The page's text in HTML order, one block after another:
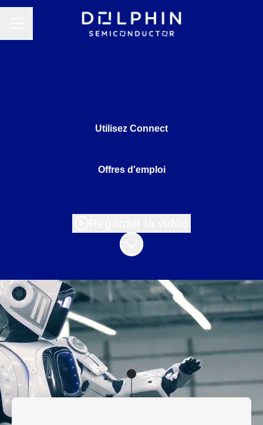
Utilisez Connect
Offres d'emploi
Faire défiler jusqu'au contenu
Notre Histoire